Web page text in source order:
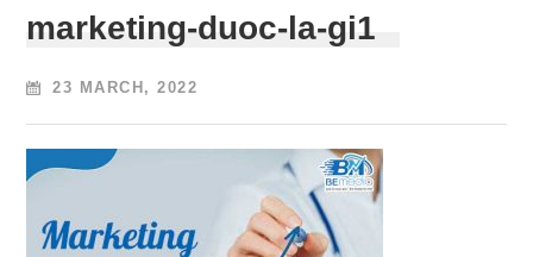
marketing-duoc-la-gi1
23 MARCH, 2022